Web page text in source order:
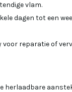
vlam.
dagen tot een
reparatie of
herlaadbare